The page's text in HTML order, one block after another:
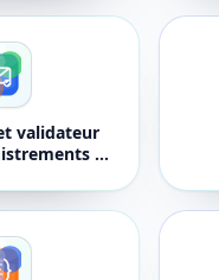
validateur
de
SPF